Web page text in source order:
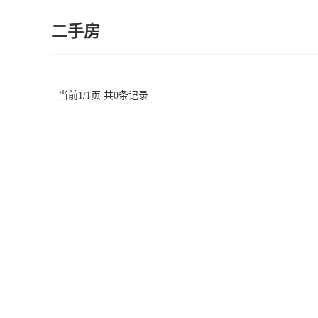
二手房
当前1/1页 共0条记录